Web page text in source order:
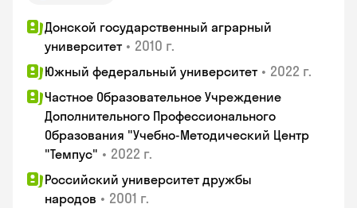
Донской государственный аграрный
университет • 2010 г.
Южный федеральный университет • 2022 г.
Частное Образовательное Учреждение
Дополнительного Профессионального
Образования "Учебно-Методический Центр
"Темпус" • 2022 г.
Российский университет дружбы
народов • 2001 г.